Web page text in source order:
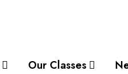
Our Classes